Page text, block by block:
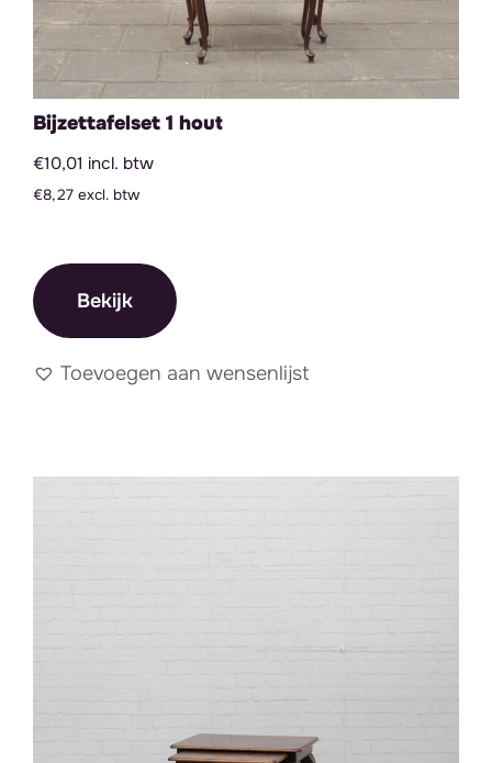
Bijzettafelset 1 hout
€10,01 incl. btw
€8,27 excl. btw
Bekijk
Toevoegen aan wensenlijst